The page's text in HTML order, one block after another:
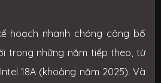
hoạch nhanh chóng công bố
trong những năm tiếp theo, từ
18A (khoảng năm 2025). Và